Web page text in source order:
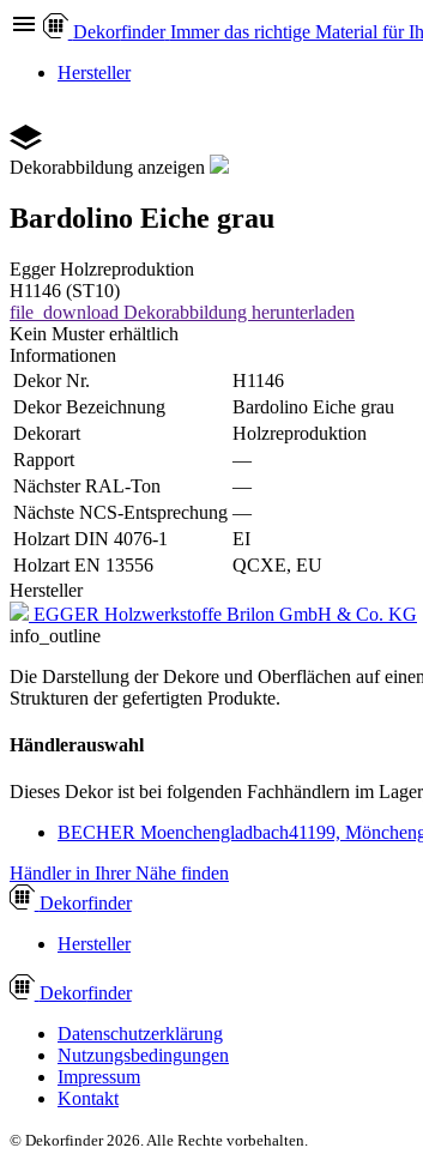
Dekorfinder Immer das richtige Material für
Hersteller
Dekorabbildung anzeigen
Bardolino Eiche grau
Egger Holzreproduktion
H1146 (ST10)
file_download Dekorabbildung herunterladen
Kein Muster erhältlich
Informationen
Dekor Nr.
H1146
Dekor Bezeichnung
Bardolino Eiche grau
Dekorart
Holzreproduktion
Rapport
—
Nächster RAL-Ton
—
Nächste NCS-Entsprechung —
Holzart DIN 4076-1
EI
Holzart EN 13556
QCXE, EU
Hersteller
EGGER Holzwerkstoffe Brilon GmbH & Co. KG
info_outline
Die Darstellung der Dekore und Oberflächen auf
Strukturen der gefertigten Produkte.
Händlerauswahl
Dieses Dekor ist bei folgenden Fachhändlern im
BECHER Moenchengladbach41199,
Händler in Ihrer Nähe finden
Dekorfinder
Hersteller
Dekorfinder
Datenschutzerklärung
Nutzungsbedingungen
Impressum
Kontakt
© Dekorfinder 2026. Alle Rechte vorbehalten.